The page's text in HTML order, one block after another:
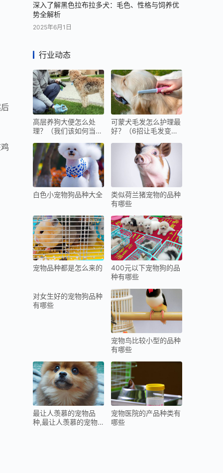
深入了解黑色拉布拉多犬：毛色、性格与饲养优
势全解析
2025年6月1日
行业动态
高层养狗大便怎么处
理？（我们该如何当好
可蒙犬毛发怎么护理最
好？（6招让毛发变的
白色小宠物狗品种大全
类似荷兰猪宠物的品种
有哪些
宠物品种都是怎么来的
400元以下宠物狗的品
种有哪些
对女生好的宠物狗品种
有哪些
宠物鸟比较小型的品种
有哪些
最让人羡慕的宠物品
种,最让人羡慕的宠物
宠物医院的产品种类有
哪些